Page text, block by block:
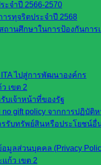
จำปี 2566-2570
รทุจริตประจำปี 2568
านศึกษาในการป้องกันการ
ไปสู่การพัฒนาองค์กร
เขต 2
บเจ้าหน้าที่ของรัฐ
gift policy จากการปฏิบัติ
รับทรัพย์สินหรือประโยชน์อื่
มูลส่วนบุคคล (Privacy
ก้ว เขต 2